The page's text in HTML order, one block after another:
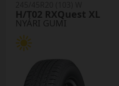
NYÁRI GUMI
H/T02 RXQuest XL